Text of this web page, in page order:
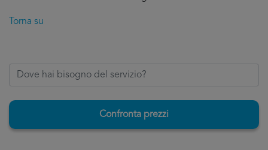
Torna su
Confronta prezzi